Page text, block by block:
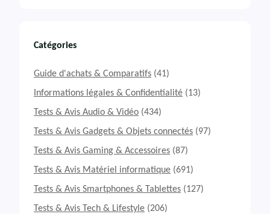
Catégories
Guide d'achats & Comparatifs (41)
Informations légales & Confidentialité (13)
Tests & Avis Audio & Vidéo (434)
Tests & Avis Gadgets & Objets connectés (97)
Tests & Avis Gaming & Accessoires (87)
Tests & Avis Matériel informatique (691)
Tests & Avis Smartphones & Tablettes (127)
Tests & Avis Tech & Lifestyle (206)